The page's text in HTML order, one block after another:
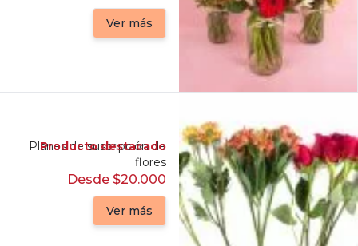
Ver más
Producto destacado
Planes de suscripción de
flores
Desde $20.000
Ver más